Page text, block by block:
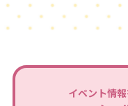
イベント情